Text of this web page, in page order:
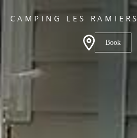
CAMPING LES RAMIERS
Book